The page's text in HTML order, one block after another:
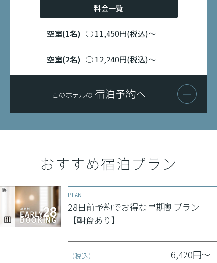
料金一覧
空室(1名) ○ 11,450円(税込)〜
空室(2名) ○ 12,240円(税込)〜
このホテルの 宿泊予約へ
おすすめ宿泊プラン
PLAN
28日前予約でお得な早期割プラン
【朝食あり】
（税込） 6,420円～